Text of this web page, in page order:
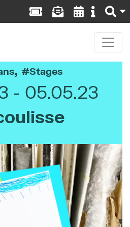
, Stages
05.05.23